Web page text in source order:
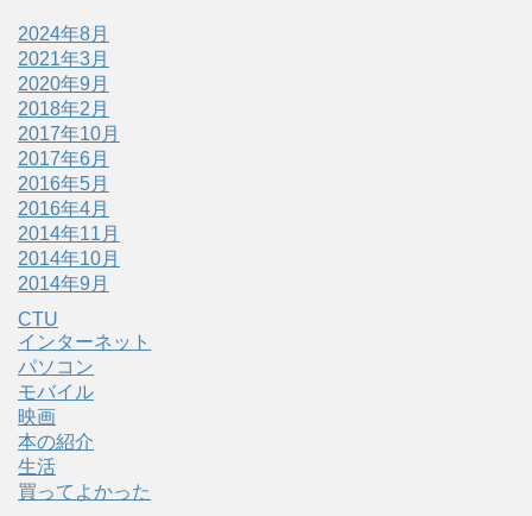
2024年8月
2021年3月
2020年9月
2018年2月
2017年10月
2017年6月
2016年5月
2016年4月
2014年11月
2014年10月
2014年9月
CTU
インターネット
パソコン
モバイル
映画
本の紹介
生活
買ってよかった